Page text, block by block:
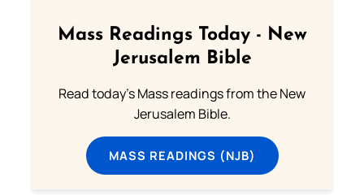
Mass Readings Today - New
Jerusalem Bible
Read today's Mass readings from the New
Jerusalem Bible.
MASS READINGS (NJB)